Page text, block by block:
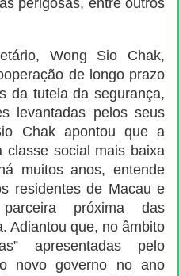
perigosas, entre outros
Wong Sio Chak,
de longo prazo
da tutela da segurança,
levantadas pelos seus
Chak apontou que a
classe social mais baixa
muitos anos, entende
residentes de Macau e
próxima das
Adiantou que, no âmbito
apresentadas pelo
novo governo no ano